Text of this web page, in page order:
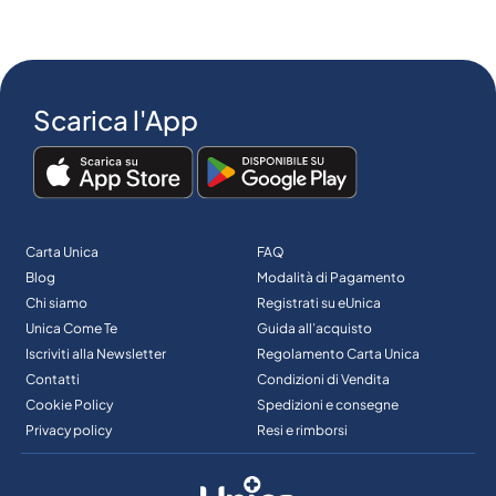
Scarica l'App
Carta Unica
Blog
Chi siamo
Unica Come Te
Iscriviti alla Newsletter
Contatti
Cookie Policy
Privacy policy
FAQ
Modalità di Pagamento
Registrati su eUnica
Guida all’acquisto
Regolamento Carta Unica
Condizioni di Vendita
Spedizioni e consegne
Resi e rimborsi